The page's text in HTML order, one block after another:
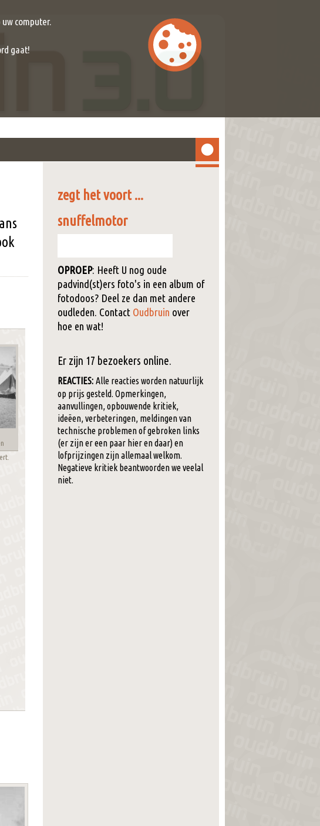
zegt het voort ...
snuffelmotor
OPROEP: Heeft U nog oude
padvind(st)ers foto's in een album of
fotodoos? Deel ze dan met andere
oudleden. Contact Oudbruin over
hoe en wat!
Er zijn 17 bezoekers online.
REACTIES: Alle reacties worden natuurlijk
op prijs gesteld. Opmerkingen,
aanvullingen, opbouwende kritiek,
ideëen, verbeteringen, meldingen van
technische problemen of gebroken links
(er zijn er een paar hier en daar) en
lofprijzingen zijn allemaal welkom.
Negatieve kritiek beantwoorden we veelal
niet.
computer.
gaat!